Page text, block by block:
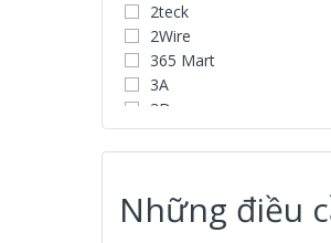
2teck
2Wire
365 Mart
3A
3D
3D Water Speaker
3Dconnexion
3S
5A systems
Những điều